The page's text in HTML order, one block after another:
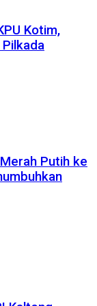
Kotim,
Putih ke